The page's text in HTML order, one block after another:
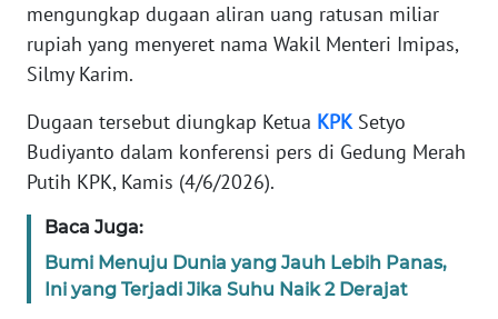
mengungkap dugaan aliran uang ratusan miliar
rupiah yang menyeret nama Wakil Menteri Imipas,
Silmy Karim.
Dugaan tersebut diungkap Ketua KPKSetyo
Budiyanto dalam konferensi pers di Gedung Merah
Putih KPK, Kamis (4/6/2026).
Baca Juga:
Bumi Menuju Dunia yang Jauh Lebih Panas,
Ini yang Terjadi Jika Suhu Naik 2 Derajat
KONTAK
KAMI
IKLAN
TENTANG
PEDOMAN
MEDIA